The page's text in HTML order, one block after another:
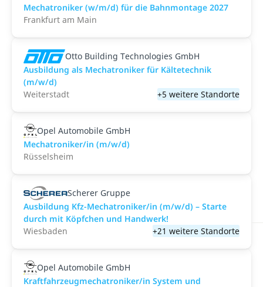
Mechatroniker (w/m/d) für die Bahnmontage 2027
Frankfurt am Main
Otto Building Technologies GmbH
Ausbildung als Mechatroniker für Kältetechnik
(m/w/d)
Weiterstadt
+5 weitere Standorte
Opel Automobile GmbH
Mechatroniker/in (m/w/d)
Rüsselsheim
Scherer Gruppe
Ausbildung Kfz-Mechatroniker/in (m/w/d) – Starte
durch mit Köpfchen und Handwerk!
Wiesbaden
+21 weitere Standorte
Opel Automobile GmbH
Kraftfahrzeugmechatroniker/in System und